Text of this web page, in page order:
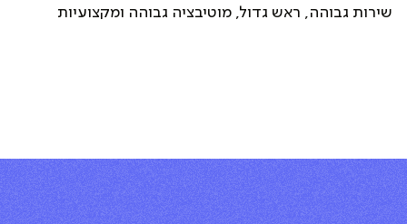
שירות גבוהה, ראש גדול, מוטיבציה גבוהה ומקצועיות